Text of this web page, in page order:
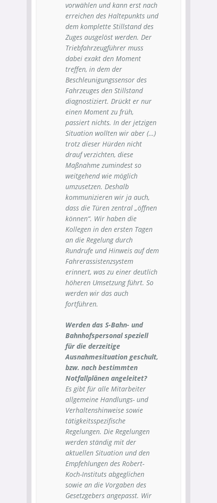
vorwählen und kann erst nach
erreichen des Haltepunkts und
dem komplette Stillstand des
Zuges ausgelöst werden. Der
Triebfahrzeugführer muss
dabei exakt den Moment
treffen, in dem der
Beschleunigungssensor des
Fahrzeuges den Stillstand
diagnostiziert. Drückt er nur
einen Moment zu früh,
passiert nichts. In der jetzigen
Situation wollten wir aber (…)
trotz dieser Hürden nicht
drauf verzichten, diese
Maßnahme zumindest so
weitgehend wie möglich
umzusetzen. Deshalb
kommunizieren wir ja auch,
dass die Türen zentral „öffnen
können“. Wir haben die
Kollegen in den ersten Tagen
an die Regelung durch
Rundrufe und Hinweis auf dem
Fahrerassistenzsystem
erinnert, was zu einer deutlich
höheren Umsetzung führt. So
werden wir das auch
fortführen.
Werden das S-Bahn- und
Bahnhofspersonal speziell
für die derzeitige
Ausnahmesituation geschult,
bzw. nach bestimmten
Notfallplänen angeleitet?
Es gibt für alle Mitarbeiter
allgemeine Handlungs- und
Verhaltenshinweise sowie
tätigkeitsspezifische
Regelungen. Die Regelungen
werden ständig mit der
aktuellen Situation und den
Empfehlungen des Robert-
Koch-Instituts abgeglichen
sowie an die Vorgaben des
Gesetzgebers angepasst. Wir